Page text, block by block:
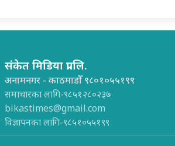
संकेत मिडिया प्रा.लि.
अनामनगर - काठमाडौँ ९८०१०५५१९९
समाचारका लागि-९८५१२८०२३७
bikastimes@gmail.com
विज्ञापनका लागि-९८५१०५५१९९